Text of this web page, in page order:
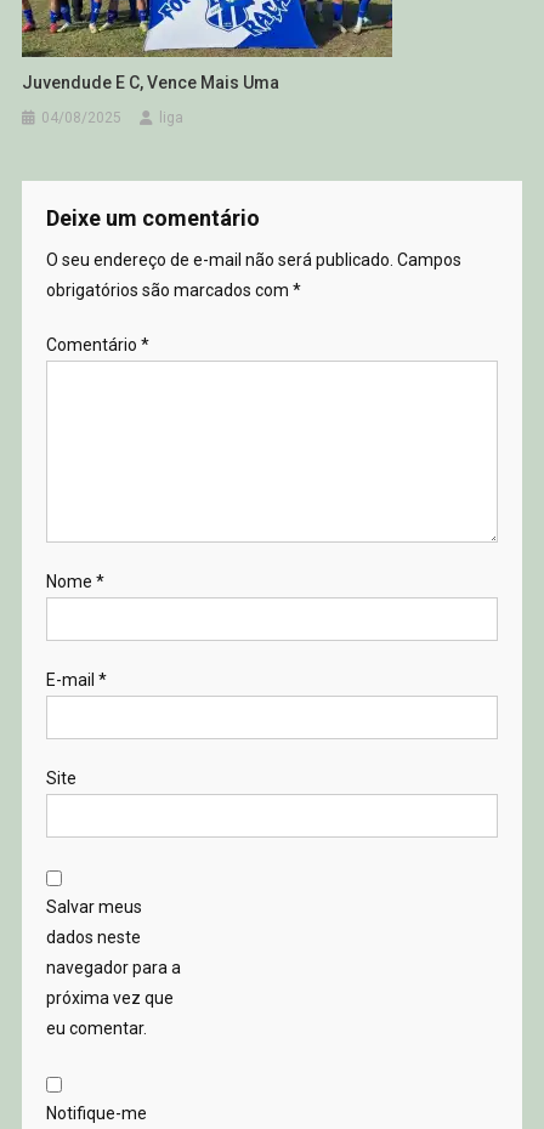
Juvendude E C, Vence Mais Uma
04/08/2025 liga
Deixe um comentário
O seu endereço de e-mail não será publicado. Campos
obrigatórios são marcados com *
Comentário *
Nome *
E-mail *
Site
Salvar meus
dados neste
navegador para a
próxima vez que
eu comentar.
Notifique-me